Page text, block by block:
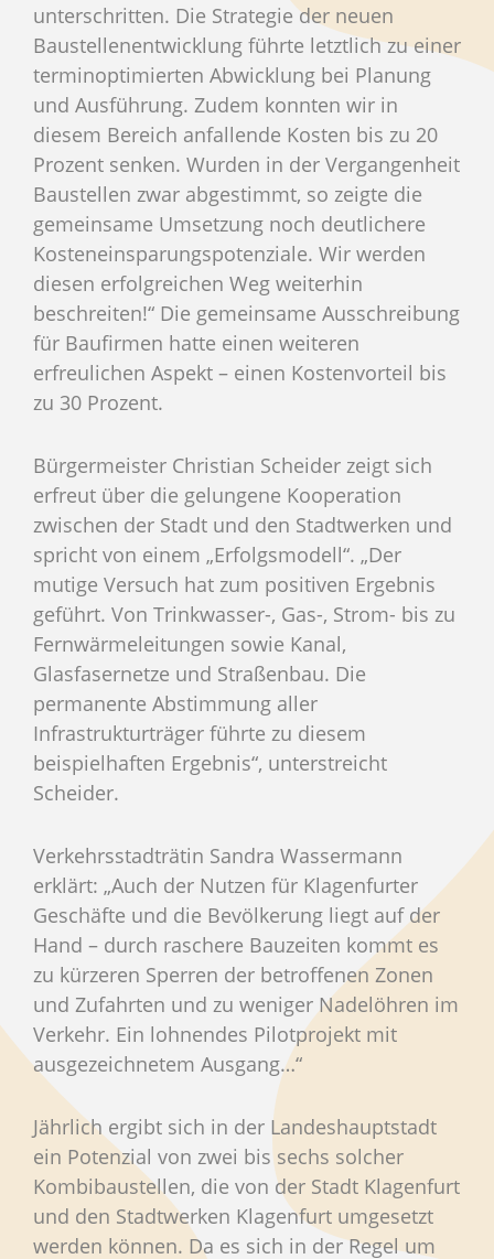
unterschritten. Die Strategie der neuen
Baustellenentwicklung führte letztlich zu einer
terminoptimierten Abwicklung bei Planung
und Ausführung. Zudem konnten wir in
diesem Bereich anfallende Kosten bis zu 20
Prozent senken. Wurden in der Vergangenheit
Baustellen zwar abgestimmt, so zeigte die
gemeinsame Umsetzung noch deutlichere
Kosteneinsparungspotenziale. Wir werden
diesen erfolgreichen Weg weiterhin
beschreiten!“ Die gemeinsame Ausschreibung
für Baufirmen hatte einen weiteren
erfreulichen Aspekt – einen Kostenvorteil bis
zu 30 Prozent.
Bürgermeister Christian Scheider zeigt sich
erfreut über die gelungene Kooperation
zwischen der Stadt und den Stadtwerken und
spricht von einem „Erfolgsmodell“. „Der
mutige Versuch hat zum positiven Ergebnis
geführt. Von Trinkwasser-, Gas-, Strom- bis zu
Fernwärmeleitungen sowie Kanal,
Glasfasernetze und Straßenbau. Die
permanente Abstimmung aller
Infrastrukturträger führte zu diesem
beispielhaften Ergebnis“, unterstreicht
Scheider.
Verkehrsstadträtin Sandra Wassermann
erklärt: „Auch der Nutzen für Klagenfurter
Geschäfte und die Bevölkerung liegt auf der
Hand – durch raschere Bauzeiten kommt es
zu kürzeren Sperren der betroffenen Zonen
und Zufahrten und zu weniger Nadelöhren im
Verkehr. Ein lohnendes Pilotprojekt mit
ausgezeichnetem Ausgang…“
Jährlich ergibt sich in der Landeshauptstadt
ein Potenzial von zwei bis sechs solcher
Kombibaustellen, die von der Stadt Klagenfurt
und den Stadtwerken Klagenfurt umgesetzt
werden können. Da es sich in der Regel um